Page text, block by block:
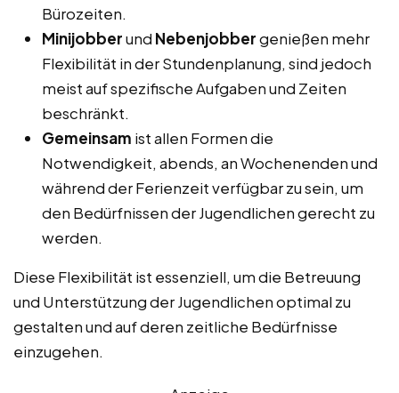
Bürozeiten.
Minijobberund Nebenjobbergenießen mehr
Flexibilität in der Stundenplanung, sind jedoch
meist auf spezifische Aufgaben und Zeiten
beschränkt.
Gemeinsam ist allen Formen die
Notwendigkeit, abends, an Wochenenden und
während der Ferienzeit verfügbar zu sein, um
den Bedürfnissen der Jugendlichen gerecht zu
werden.
Diese Flexibilität ist essenziell, um die Betreuung
und Unterstützung der Jugendlichen optimal zu
gestalten und auf deren zeitliche Bedürfnisse
einzugehen.